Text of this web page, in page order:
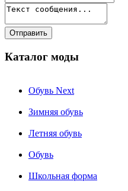
Каталог моды
Обувь Next
Зимняя обувь
Летняя обувь
Обувь
Школьная форма